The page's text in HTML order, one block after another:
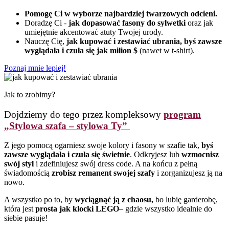
Pomogę Ci w wyborze najbardziej twarzowych odcieni.
Doradzę Ci - jak dopasować fasony do sylwetki oraz jak
umiejętnie akcentować atuty Twojej urody.
Nauczę Cię, jak kupować i zestawiać ubrania, byś zawsze
wyglądała i czuła się jak milion $ (nawet w t-shirt).
Poznaj mnie lepiej!
Jak to zrobimy?
Dojdziemy do tego przez kompleksowy program
„Stylowa szafa – stylowa Ty”
Z jego pomocą ogarniesz swoje kolory i fasony w szafie tak, byś
zawsze wyglądała i czuła się świetnie. Odkryjesz lub wzmocnisz
swój styl i zdefiniujesz swój dress code. A na końcu z pełną
świadomością zrobisz remanent swojej szafy i zorganizujesz ją na
nowo.
A wszystko po to, by wyciągnąć ją z chaosu, bo lubię garderobę,
która jest prosta jak klocki LEGO– gdzie wszystko idealnie do
siebie pasuje!